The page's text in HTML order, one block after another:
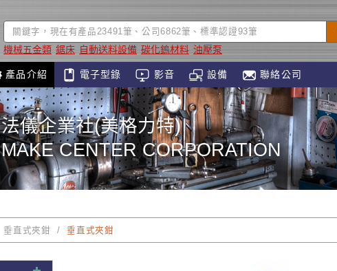
機械五金類 鋸床 自動送料設備 碳化鎢材料 油壓泵
產品介紹 電子型錄 影音 設備 聯絡公司
法儀企業社(美格力特)
MAKE CENTER CORPORATION
垂直式夾鉗 垂直式夾鉗